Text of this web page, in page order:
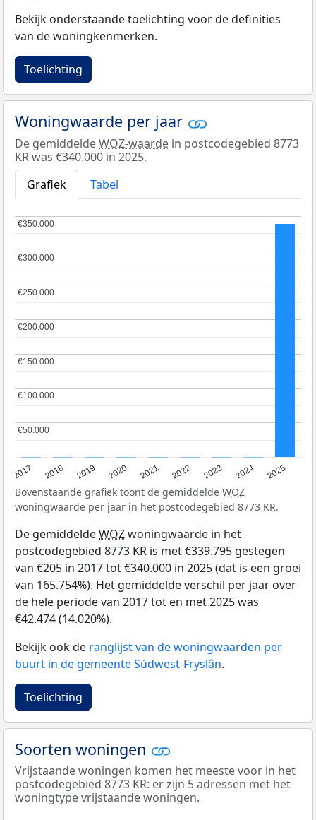
Bekijk onderstaande toelichting voor de definities
van de woningkenmerken.
Toelichting
Woningwaarde per jaar
De gemiddeldeWOZ-waarde in postcodegebied 8773
KR was €340.000 in 2025.
Grafiek
Tabel
2017 2018 2019 2020 2021 2022 2023 2024 2025
€50.000
€50.000
€100.000
€100.000
€150.000
€150.000
€200.000
€200.000
€250.000
€250.000
€300.000
€300.000
€350.000
€350.000
Bovenstaande grafiek toont de gemiddelde WOZ
woningwaarde per jaar in het postcodegebied 8773 KR.
De gemiddeldeWOZwoningwaarde in het
postcodegebied 8773 KR is met €339.795 gestegen
van €205 in 2017 tot €340.000 in 2025 (dat is een groei
van 165.754%). Het gemiddelde verschil per jaar over
de hele periode van 2017 tot en met 2025 was
€42.474 (14.020%).
Bekijk ook de ranglijst van de woningwaarden per
buurt in de gemeente Súdwest-Fryslân.
Toelichting
Soorten woningen
Vrijstaande woningen komen het meeste voor in het
postcodegebied 8773 KR: er zijn 5 adressen met het
woningtype vrijstaande woningen.